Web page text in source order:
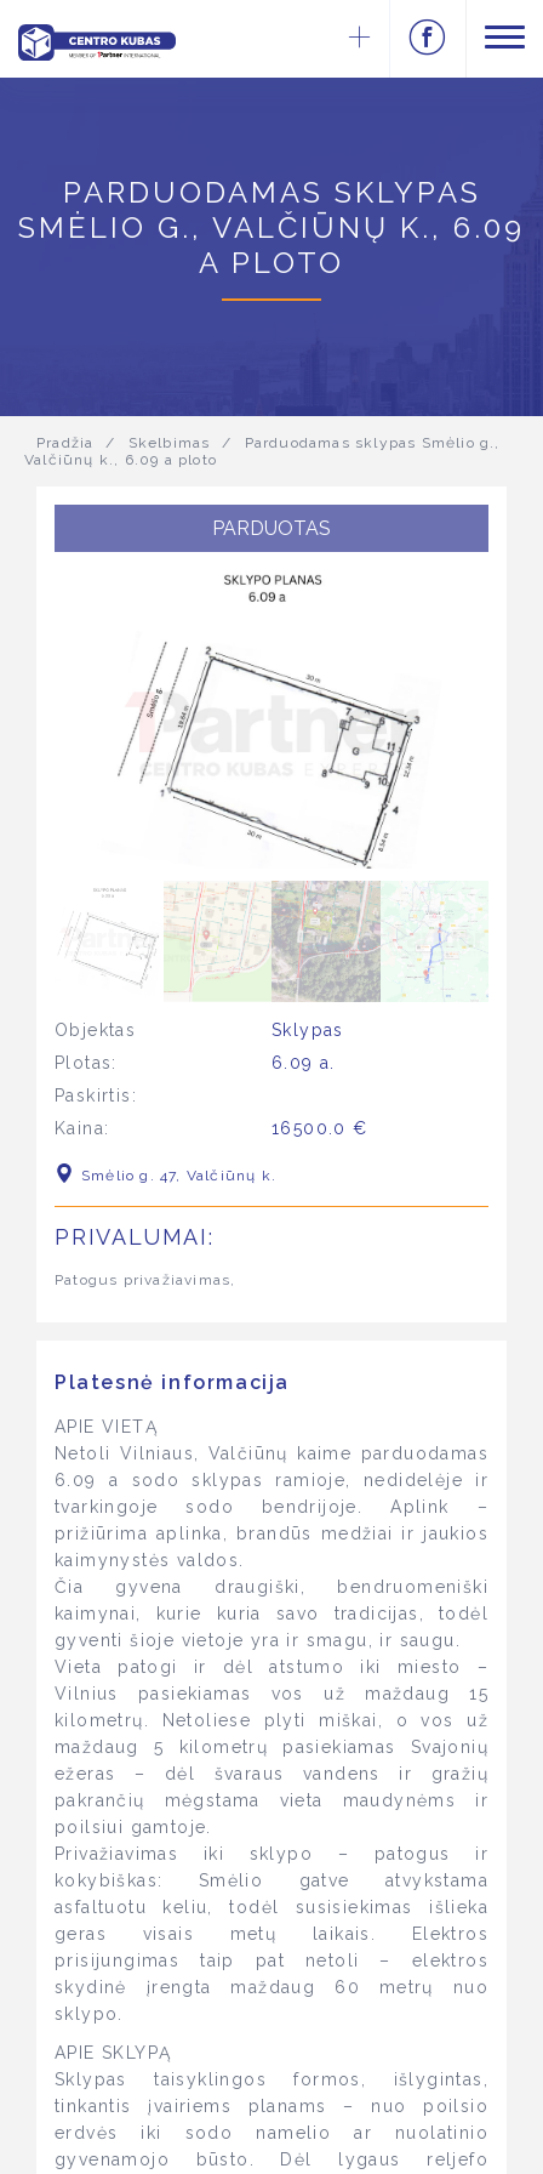
PARDUODAMAS SKLYPAS
SMĖLIO G., VALČIŪNŲ K., 6.09
A PLOTO
Pradžia / Skelbimas /
Parduodamas sklypas Smėlio g.,
Valčiūnų k., 6.09 a ploto
PARDUOTAS
Objektas
Sklypas
Plotas:
6.09 a.
Paskirtis:
Kaina:
16500.0 €
Smėlio g. 47, Valčiūnų k.
PRIVALUMAI:
Patogus privažiavimas,
Platesnė informacija
APIE VIETĄ
Netoli Vilniaus, Valčiūnų kaime parduodamas
6.09 a sodo sklypas ramioje, nedidelėje ir
tvarkingoje sodo bendrijoje. Aplink –
prižiūrima aplinka, brandūs medžiai ir jaukios
kaimynystės valdos.
Čia gyvena draugiški, bendruomeniški
kaimynai, kurie kuria savo tradicijas, todėl
gyventi šioje vietoje yra ir smagu, ir saugu.
Vieta patogi ir dėl atstumo iki miesto –
Vilnius pasiekiamas vos už maždaug 15
kilometrų. Netoliese plyti miškai, o vos už
maždaug 5 kilometrų pasiekiamas Svajonių
ežeras – dėl švaraus vandens ir gražių
pakrančių mėgstama vieta maudynėms ir
poilsiui gamtoje.
Privažiavimas iki sklypo – patogus ir
kokybiškas: Smėlio gatve atvykstama
asfaltuotu keliu, todėl susisiekimas išlieka
geras visais metų laikais. Elektros
prisijungimas taip pat netoli – elektros
skydinė įrengta maždaug 60 metrų nuo
sklypo.
APIE SKLYPĄ
Sklypas taisyklingos formos, išlygintas,
tinkantis įvairiems planams – nuo poilsio
erdvės iki sodo namelio ar nuolatinio
gyvenamojo būsto. Dėl lygaus reljefo